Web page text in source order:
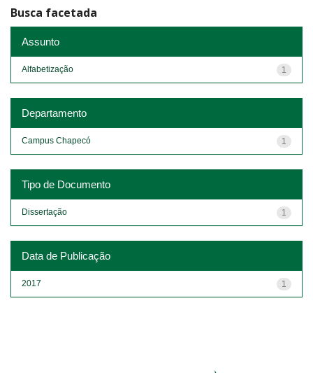
Busca facetada
Assunto
1
Alfabetização
Departamento
1
Campus Chapecó
Tipo de Documento
1
Dissertação
Data de Publicação
1
2017